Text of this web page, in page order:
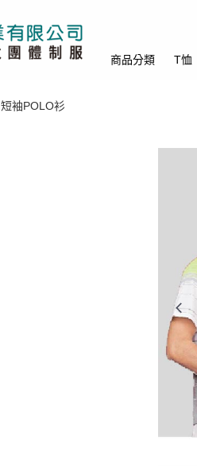
商品分類 T恤
短袖POLO衫